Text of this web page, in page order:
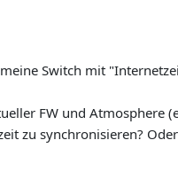
Switch mit
FW und Atmosphere
zu synchronisieren?